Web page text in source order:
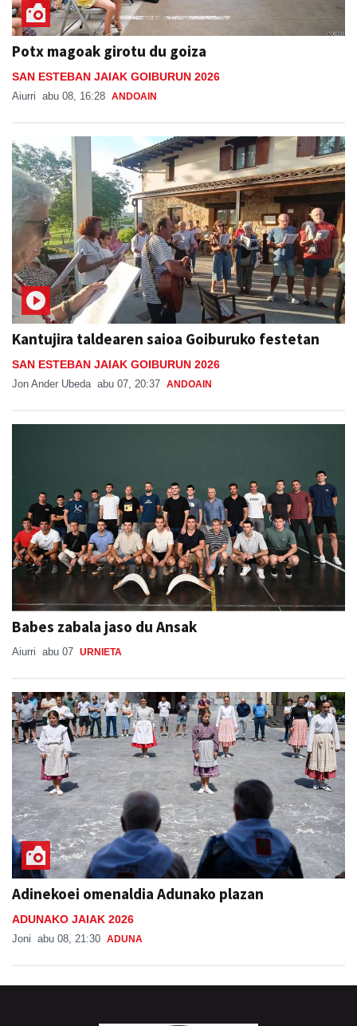
Potx magoak girotu du goiza
SAN ESTEBAN JAIAK GOIBURUN 2026
Aiurri abu 08, 16:28 ANDOAIN
Kantujira taldearen saioa Goiburuko festetan
SAN ESTEBAN JAIAK GOIBURUN 2026
Jon Ander Ubeda abu 07, 20:37 ANDOAIN
Babes zabala jaso du Ansak
Aiurri abu 07 URNIETA
Adinekoei omenaldia Adunako plazan
ADUNAKO JAIAK 2026
Joni abu 08, 21:30 ADUNA